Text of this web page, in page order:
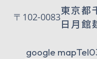
〒102-0083
東京都
日月館
google mapTel